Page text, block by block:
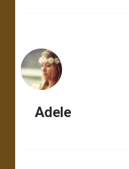
Adele